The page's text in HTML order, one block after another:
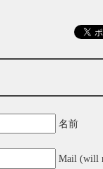
名前
Mail (will